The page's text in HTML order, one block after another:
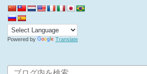
Powered by Translate